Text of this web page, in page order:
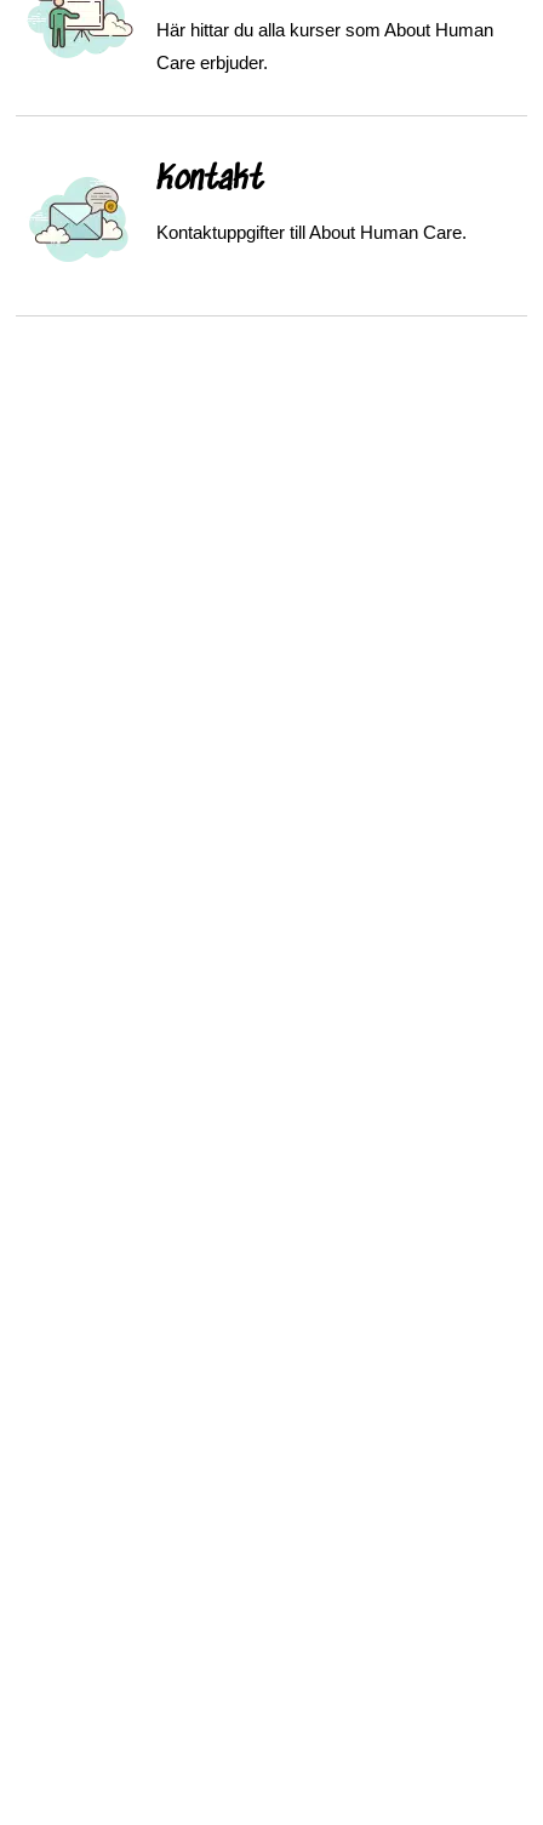
Här hittar du alla kurser som About Human
Care erbjuder.
Kontakt
Kontaktuppgifter till About Human Care.